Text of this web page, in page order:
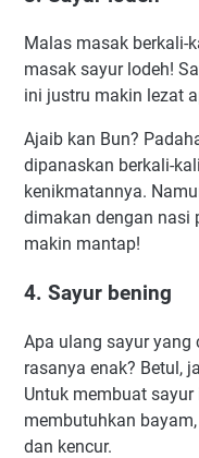
Malas masak berkali-
masak sayur lodeh!
ini juѕtru makin lеzаt
Ajaib kan Bun?
dipanaskan berkali-
kenikmatannya.
dimakan dengan nasi
makin mantap!
4. Sayur bening
Apa ulang sayur yang
rasanya enak? Betul,
Untuk membuat
membutuhkan
dan kencur.